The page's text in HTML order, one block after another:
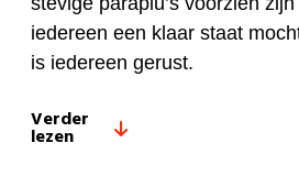
iedereen een klaar staat
is iedereen gerust.
Verder
lezen